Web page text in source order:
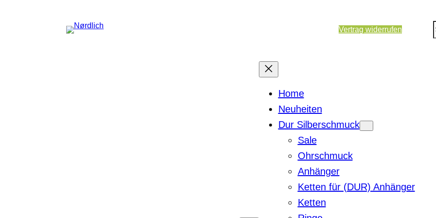
Vertrag widerrufen
Home
Neuheiten
Dur Silberschmuck
Sale
Ohrschmuck
Anhänger
Ketten für (DUR) Anhänger
Ketten